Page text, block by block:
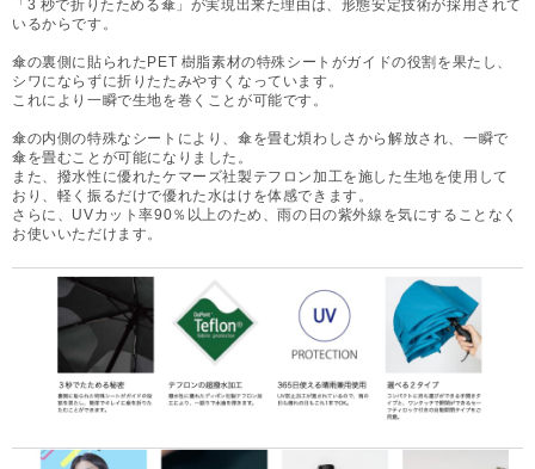
「3 秒で折りたためる傘」が実現出来た理由は、形態安定技術が採用されて
いるからです。
傘の裏側に貼られたPET 樹脂素材の特殊シートがガイドの役割を果たし、
シワにならずに折りたたみやすくなっています。
これにより一瞬で生地を巻くことが可能です。
傘の内側の特殊なシートにより、傘を畳む煩わしさから解放され、一瞬で
傘を畳むことが可能になりました。
また、撥水性に優れたケマーズ社製テフロン加工を施した生地を使用して
おり、軽く振るだけで優れた水はけを体感できます。
さらに、UVカット率90％以上のため、雨の日の紫外線を気にすることなく
お使いいただけます。